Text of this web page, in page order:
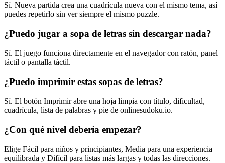
Sí. Nueva partida crea una cuadrícula nueva con el mismo tema, así
puedes repetirlo sin ver siempre el mismo puzzle.
¿Puedo jugar a sopa de letras sin descargar nada?
Sí. El juego funciona directamente en el navegador con ratón, panel
táctil o pantalla táctil.
¿Puedo imprimir estas sopas de letras?
Sí. El botón Imprimir abre una hoja limpia con título, dificultad,
cuadrícula, lista de palabras y pie de onlinesudoku.io.
¿Con qué nivel debería empezar?
Elige Fácil para niños y principiantes, Media para una experiencia
equilibrada y Difícil para listas más largas y todas las direcciones.